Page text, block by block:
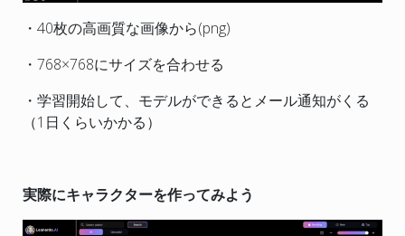
・40枚の高画質な画像から(png)
・768×768にサイズを合わせる
・学習開始して、モデルができるとメール通知がくる
（1日くらいかかる）
実際にキャラクターを作ってみよう